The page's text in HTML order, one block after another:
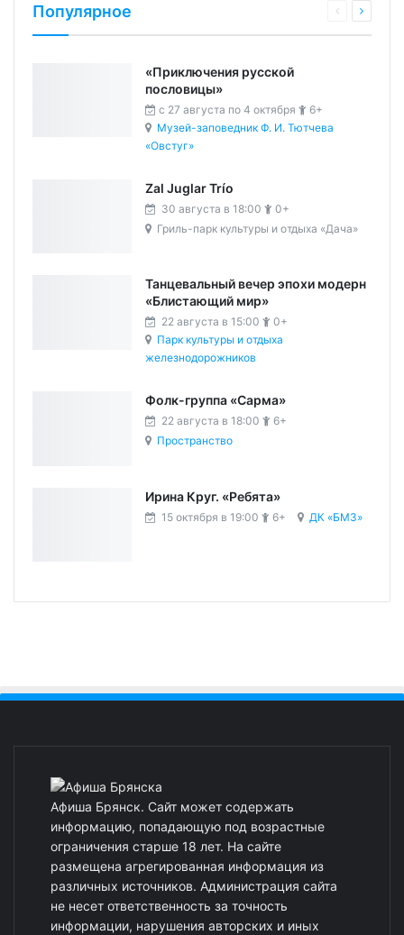
Популярное
«Приключения русской
пословицы»
c 27 августа по 4 октября
6+
Музей-заповедник Ф. И. Тютчева
«Овстуг»
Zal Juglar Trío
30 августа в 18:00
0+
Гриль-парк культуры и отдыха «Дача»
Танцевальный вечер эпохи модерн
«Блистающий мир»
22 августа в 15:00
0+
Парк культуры и отдыха
железнодорожников
Фолк-группа «Сарма»
22 августа в 18:00
6+
Пространство
Ирина Круг. «Ребята»
15 октября в 19:00 6+ ДК «БМЗ»
Афиша Брянск. Сайт может содержать
информацию, попадающую под возрастные
ограничения старше 18 лет. На сайте
размещена агрегированная информация из
различных источников. Администрация сайта
не несет ответственность за точность
информации, нарушения авторских и иных